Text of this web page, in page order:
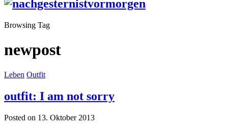
Browsing Tag
newpost
Leben Outfit
outfit: I am not sorry
Posted on 13. Oktober 2013